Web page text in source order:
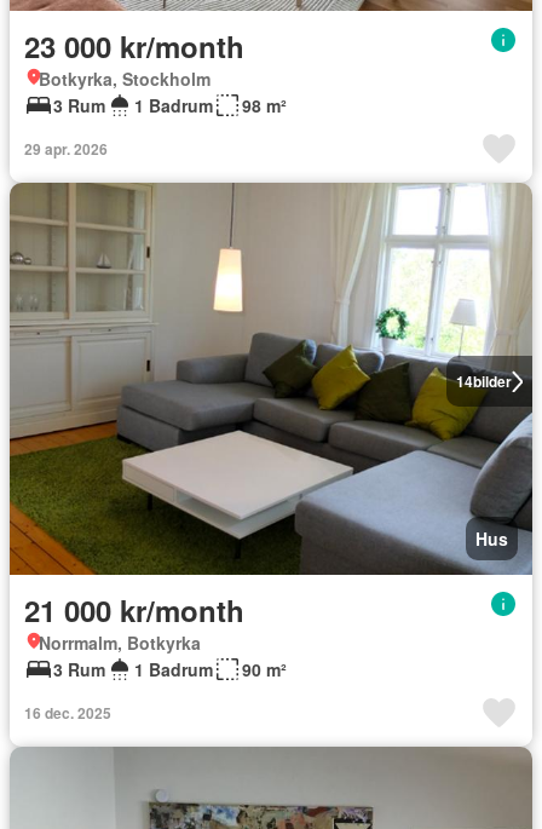
23 000 kr/month
Botkyrka, Stockholm
3 Rum
1 Badrum 98 m²
29 apr. 2026
14bilder
Hus
21 000 kr/month
Norrmalm, Botkyrka
3 Rum
1 Badrum 90 m²
16 dec. 2025